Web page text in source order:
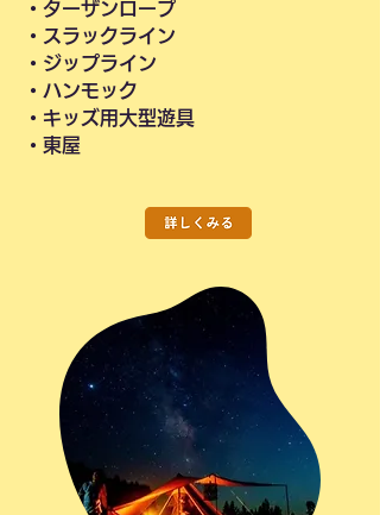
・ターザンロープ
・スラックライン
・ジップライン
・ハンモック
・キッズ用大型遊具
・東屋